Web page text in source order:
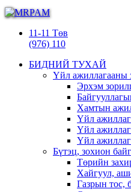
11-11 Төв
(976) 110
БИДНИЙ ТУХАЙ
Үйл ажиллагааны
Эрхэм
Хамтын
Үйл
Үйл
Үйл
Бүтэц, зохион
Төрийн
Хайгуул,
Газрын тос,